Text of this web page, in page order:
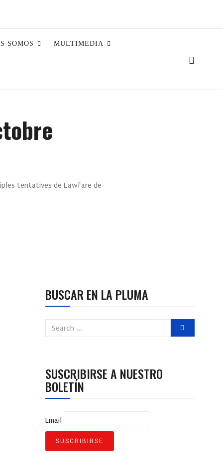
SOMOS MULTIMEDIA
tentatives de Lawfare de
BUSCAR EN LA PLUMA
SUSCRIBIRSE A NUESTRO
BOLETÍN
Email